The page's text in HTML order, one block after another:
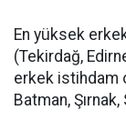
En yüksek
(Tekirdağ,
erkek istihdam
Batman,